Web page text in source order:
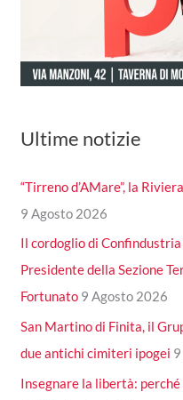
Ultime notizie
“Tirreno d’AMare”, la
9 Agosto 2026
Il cordoglio di Confindustria
Presidente della Sezione
Fortunato 9 Agosto 2026
San Martino di Finita, il
due antichi cimiteri ipogei
Insegnare la libertà: